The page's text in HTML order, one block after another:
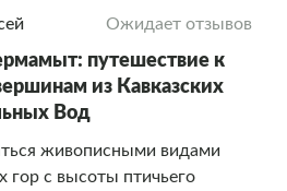
Ожидает отзывов
путешествие к
из Кавказских
Вод
живописными видами
гор с высоты птичьего